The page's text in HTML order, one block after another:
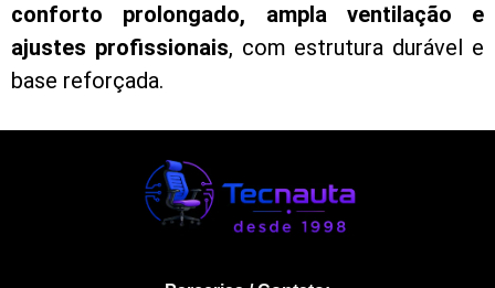
conforto prolongado, ampla ventilação e
ajustes profissionais, com estrutura durável e
base reforçada.